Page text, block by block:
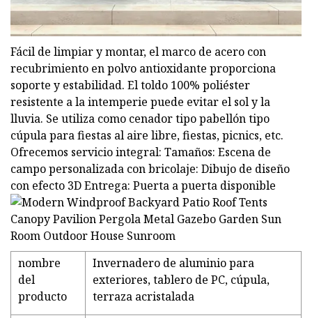
Fácil de limpiar y montar, el marco de acero con
recubrimiento en polvo antioxidante proporciona
soporte y estabilidad. El toldo 100% poliéster
resistente a la intemperie puede evitar el sol y la
lluvia. Se utiliza como cenador tipo pabellón tipo
cúpula para fiestas al aire libre, fiestas, picnics, etc.
Ofrecemos servicio integral: Tamaños: Escena de
campo personalizada con bricolaje: Dibujo de diseño
con efecto 3D Entrega: Puerta a puerta disponible
nombre
del
producto
Invernadero de aluminio para
exteriores, tablero de PC, cúpula,
terraza acristalada